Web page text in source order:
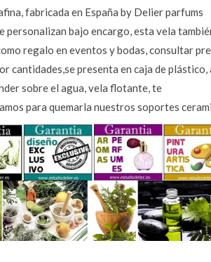
fabricada en España by Delier parfums
personalizan bajo encargo, esta vela
regalo en eventos y bodas, consultar
cantidades,se presenta en caja de plástico,
sobre el agua, vela flotante, te
para quemarla nuestros soportes